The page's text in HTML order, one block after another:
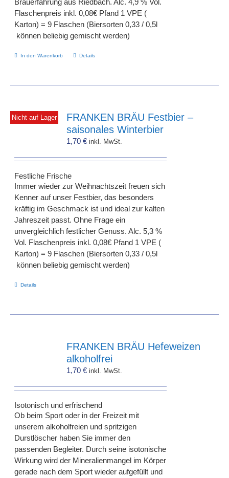
Brauerfahrung aus Riedbach. Alc. 4,9 % Vol.
Flaschenpreis inkl. 0,08€ Pfand 1 VPE (
Karton) = 9 Flaschen (Biersorten 0,33 / 0,5l
können beliebig gemischt werden)
In den Warenkorb Details
Nicht auf Lager
FRANKEN BRÄU Festbier –
saisonales Winterbier
1,70€ inkl. MwSt.
Festliche Frische
Immer wieder zur Weihnachtszeit freuen sich
Kenner auf unser Festbier, das besonders
kräftig im Geschmack ist und ideal zur kalten
Jahreszeit passt. Ohne Frage ein
unvergleichlich festlicher Genuss. Alc. 5,3 %
Vol. Flaschenpreis inkl. 0,08€ Pfand 1 VPE (
Karton) = 9 Flaschen (Biersorten 0,33 / 0,5l
können beliebig gemischt werden)
Details
FRANKEN BRÄU Hefeweizen
alkoholfrei
1,70€ inkl. MwSt.
Isotonisch und erfrischend
Ob beim Sport oder in der Freizeit mit
unserem alkoholfreien und spritzigen
Durstlöscher haben Sie immer den
passenden Begleiter. Durch seine isotonische
Wirkung wird der Mineralienmangel im Körper
gerade nach dem Sport wieder aufgefüllt und